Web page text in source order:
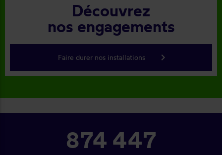
Découvrez
nos engagements
Faire durer nos installations keyboard_arrow_right
874 447